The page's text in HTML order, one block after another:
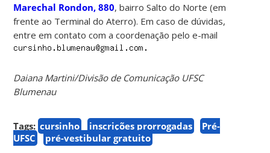
Marechal Rondon, 880, bairro Salto do Norte (em
frente ao Terminal do Aterro). Em caso de dúvidas,
entre em contato com a coordenação pelo e-mail
Daiana Martini/Divisão de Comunicação UFSC
Blumenau
Tags: cursinho inscrições prorrogadas
Pré-
UFSC
pré-vestibular gratuito